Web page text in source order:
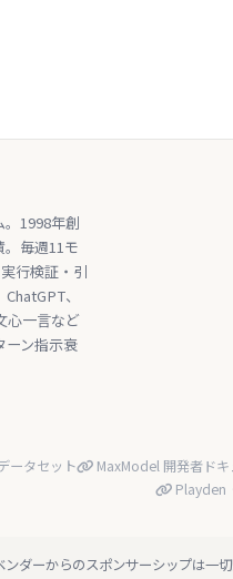
1998年創
。毎週11モ
行検証・引
、
心一言など
ーン指示衰
ータセット MaxModel 開発者ドキ
Playden
ダーからのスポンサーシップは一